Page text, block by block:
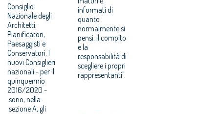
Consiglio
Nazionale degli
Architetti,
Pianificatori,
Paesaggisti e
Conservatori. I
nuovi Consiglieri
nazionali - per il
quinquennio
2016/2020 -
sono, nella
sezione A, gli
informati di
quanto
normalmente si
pensi, il compito
e la
responsabilità di
scegliere i propri
rappresentanti".